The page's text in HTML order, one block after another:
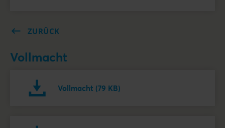
ZURÜCK
Vollmacht
Vollmacht (79 KB)